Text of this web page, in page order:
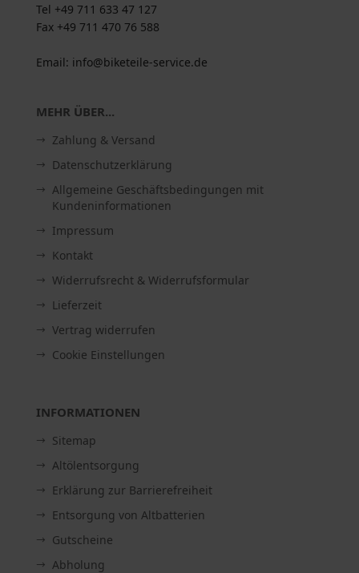
Tel +49 711 633 47 127
Fax +49 711 470 76 588
Email: info@biketeile-service.de
MEHR ÜBER...
Zahlung & Versand
Datenschutzerklärung
Allgemeine Geschäftsbedingungen mit
Kundeninformationen
Impressum
Kontakt
Widerrufsrecht & Widerrufsformular
Lieferzeit
Vertrag widerrufen
Cookie Einstellungen
INFORMATIONEN
Sitemap
Altölentsorgung
Erklärung zur Barrierefreiheit
Entsorgung von Altbatterien
Gutscheine
Abholung